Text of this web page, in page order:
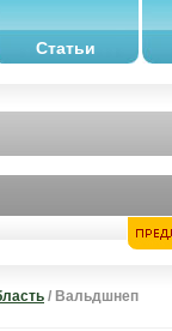
Статьи
/ Вальдшнеп